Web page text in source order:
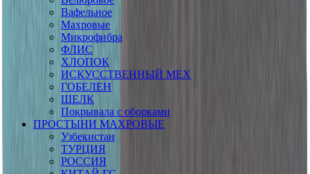
Вафельное
Махровые
Микрофибра
ФЛИС
ХЛОПОК
ИСКУССТВЕННЫЙ МЕХ
ГОБЕЛЕН
ШЕЛК
Покрывала с оборками
ПРОСТЫНИ МАХРОВЫЕ
Узбекистан
ТУРЦИЯ
РОССИЯ